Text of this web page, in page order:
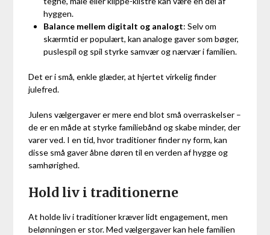
hyggen.
Balance mellem digitalt og analogt: Selv om
skærmtid er populært, kan analoge gaver som bøger,
puslespil og spil styrke samvær og nærvær i familien.
Det er i små, enkle glæder, at hjertet virkelig finder
julefred.
Julens vælgergaver er mere end blot små overraskelser –
de er en måde at styrke familiebånd og skabe minder, der
varer ved. I en tid, hvor traditioner finder ny form, kan
disse små gaver åbne døren til en verden af hygge og
samhørighed.
Hold liv i traditionerne
At holde liv i traditioner kræver lidt engagement, men
belønningen er stor. Med vælgergaver kan hele familien